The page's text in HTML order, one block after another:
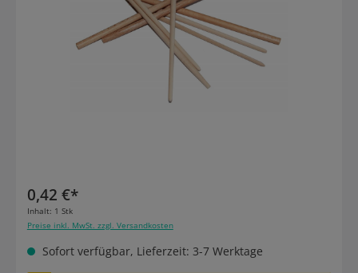
0,42 €*
Inhalt: 1 Stk
Preise inkl. MwSt. zzgl. Versandkosten
Sofort verfügbar, Lieferzeit: 3-7 Werktage